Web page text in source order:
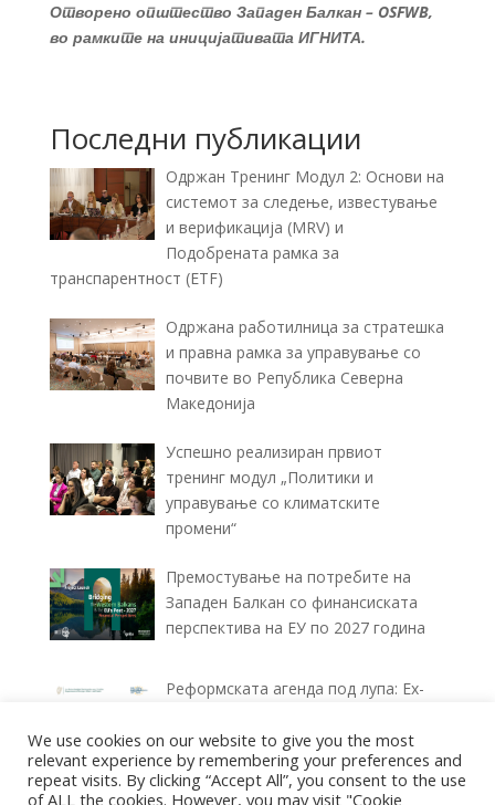
Отворено општество Западен Балкан – OSFWB,
во рамките на иницијативата ИГНИТА.
Последни публикации
Одржан Тренинг Модул 2: Основи на
системот за следење, известување
и верификација (MRV) и
Подобрената рамка за
транспарентност (ETF)
Одржана работилница за стратешка
и правна рамка за управување со
почвите во Република Северна
Македонија
Успешно реализиран првиот
тренинг модул „Политики и
управување со климатските
промени“
Премостување на потребите на
Западен Балкан со финансиската
перспектива на ЕУ по 2027 година
Реформската агенда под лупа: Ex-
спроведувањето (2025–2026)
We use cookies on our website to give you the most
relevant experience by remembering your preferences and
repeat visits. By clicking “Accept All”, you consent to the use
of ALL the cookies. However, you may visit "Cookie